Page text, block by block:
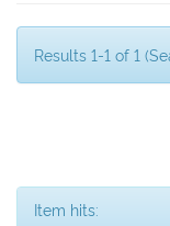
Results 1-1 of 1
Item hits: